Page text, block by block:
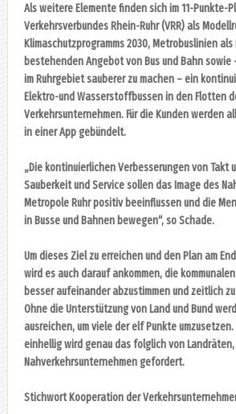
Als weitere Elemente finden sich im 11-Punkte-
Verkehrsverbundes Rhein-Ruhr (VRR) als
Klimaschutzprogramms 2030, Metrobuslinien als
bestehenden Angebot von Bus und Bahn sowie
im Ruhrgebiet sauberer zu machen – ein
Elektro-und Wasserstoffbussen in den Flotten
Verkehrsunternehmen. Für die Kunden werden
in einer App gebündelt.
„Die kontinuierlichen Verbesserungen von Takt
Sauberkeit und Service sollen das Image des
Metropole Ruhr positiv beeinflussen und die
in Busse und Bahnen bewegen“, so Schade.
Um dieses Ziel zu erreichen und den Plan am
wird es auch darauf ankommen, die
besser aufeinander abzustimmen und zeitlich
Ohne die Unterstützung von Land und Bund
ausreichen, um viele der elf Punkte
einhellig wird genau das folglich von
Nahverkehrsunternehmen gefordert.
Stichwort Kooperation der